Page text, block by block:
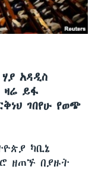
አዳዲስ
ዛሬ ይፋ
ገበየሁ የወጭ
ካቢኔ
ዘጠኙ በያዙት